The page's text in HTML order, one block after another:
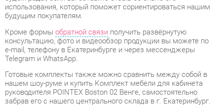
Готовые комплекты также можно сравнить между собой в
нашем шоу-руме и купить Комплект мебели для кабинета
руководителя POINTEX Boston 02 Венге, самостоятельно
забрав его с нашего центрального склада в г. Екатеринбург.
Полный список адресов и магазинов смотрите на странице
контактов.
Стиль мебели Современный
Толщина столешницы, мм
55